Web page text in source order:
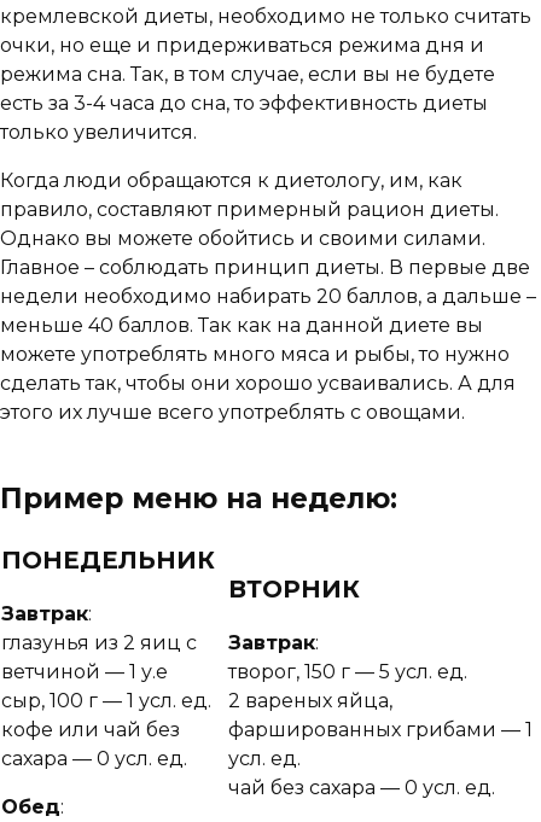
кремлевской диеты, необходимо не только считать
очки, но еще и придерживаться режима дня и
режима сна. Так, в том случае, если вы не будете
есть за 3-4 часа до сна, то эффективность диеты
только увеличится.
Когда люди обращаются к диетологу, им, как
правило, составляют примерный рацион диеты.
Однако вы можете обойтись и своими силами.
Главное – соблюдать принцип диеты. В первые две
недели необходимо набирать 20 баллов, а дальше –
меньше 40 баллов. Так как на данной диете вы
можете употреблять много мяса и рыбы, то нужно
сделать так, чтобы они хорошо усваивались. А для
этого их лучше всего употреблять с овощами.
Пример меню на неделю:
ПОНЕДЕЛЬНИК
Завтрак:
глазунья из 2 яиц с
ветчиной — 1 у.е
сыр, 100 г — 1 усл. ед.
кофе или чай без
сахара — 0 усл. ед.
Обед:
ВТОРНИК
Завтрак:
творог, 150 г — 5 усл. ед.
2 вареных яйца,
фаршированных грибами — 1
усл. ед.
чай без сахара — 0 усл. ед.